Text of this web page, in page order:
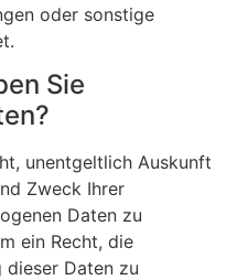
oder sonstige
Sie
unentgeltlich Auskunft
Zweck Ihrer
Daten zu
ein Recht, die
dieser Daten zu